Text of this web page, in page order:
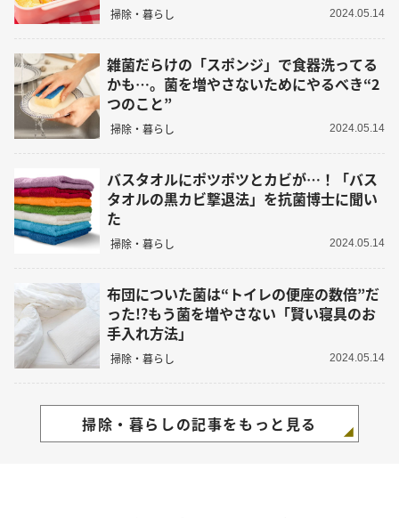
掃除・暮らし 2024.05.14
雑菌だらけの「スポンジ」で食器洗ってる
かも…。菌を増やさないためにやるべき“2
つのこと”
掃除・暮らし 2024.05.14
バスタオルにポツポツとカビが…！「バス
タオルの黒カビ撃退法」を抗菌博士に聞い
た
掃除・暮らし 2024.05.14
布団についた菌は“トイレの便座の数倍”だ
った!?もう菌を増やさない「賢い寝具のお
手入れ方法」
掃除・暮らし 2024.05.14
掃除・暮らしの記事をもっと見る